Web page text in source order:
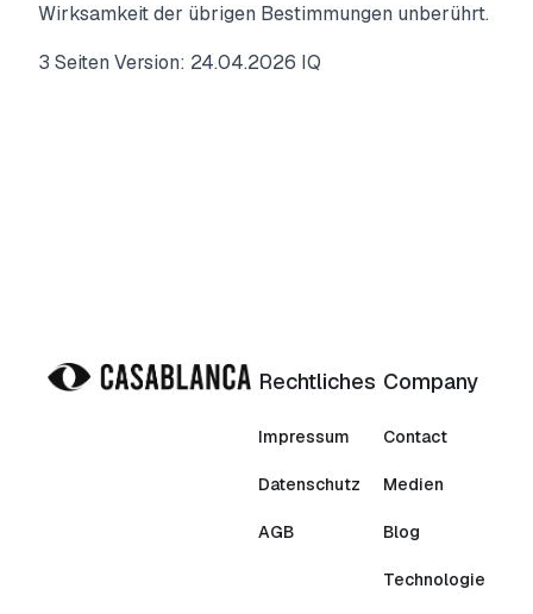
Wirksamkeit der übrigen Bestimmungen unberührt.
3 Seiten Version: 24.04.2026 IQ
Rechtliches
Impressum
Datenschutz
AGB
Company
Contact
Medien
Blog
Technologie